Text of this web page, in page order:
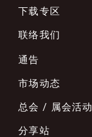
下载专区
联络我们
通告
市场动态
总会 / 属会活动
分享站